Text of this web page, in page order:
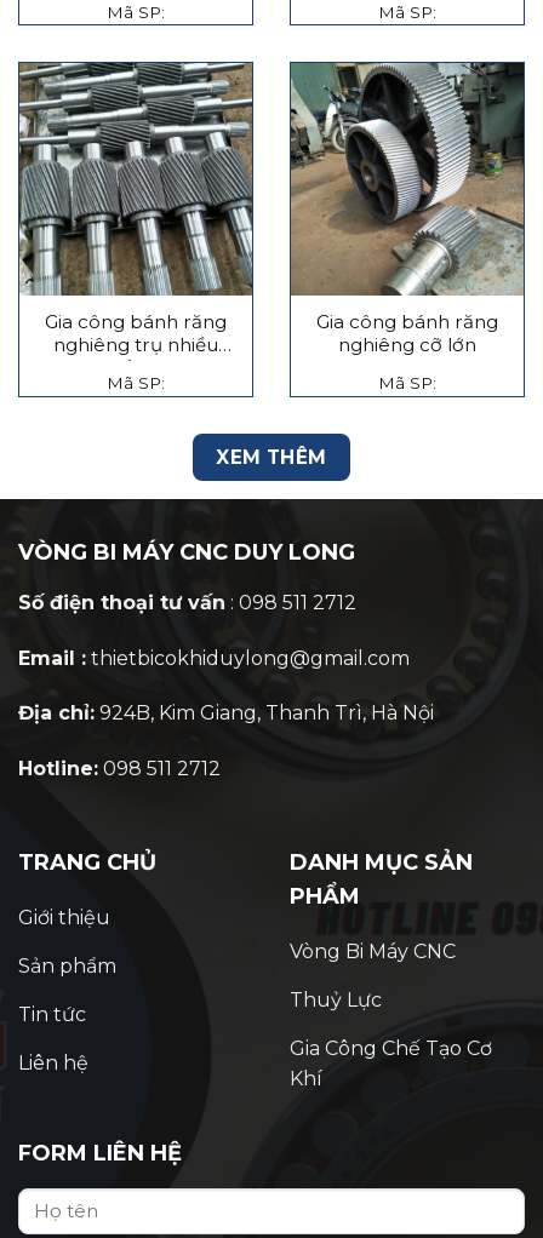
Mã SP: Mã SP:
Gia công bánh răng
nghiêng trụ nhiều
tầng
Mã SP:
Gia công bánh răng
nghiêng cỡ lớn
Mã SP:
XEM THÊM
VÒNG BI MÁY CNC DUY LONG
Số điện thoại tư vấn : 098 511 2712
Email : thietbicokhiduylong@gmail.com
Địa chỉ: 924B, Kim Giang, Thanh Trì, Hà Nội
Hotline: 098 511 2712
TRANG CHỦ
Giới thiệu
Sản phẩm
Tin tức
Liên hệ
DANH MỤC SẢN
PHẨM
Vòng Bi Máy CNC
Thuỷ Lực
Gia Công Chế Tạo Cơ
Khí
FORM LIÊN HỆ